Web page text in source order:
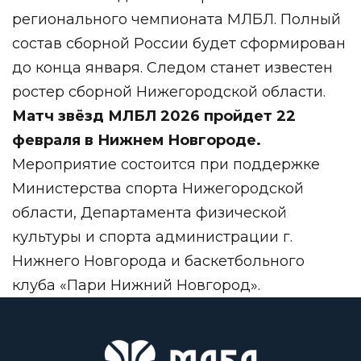
регионального чемпионата МЛБЛ. Полный
состав сборной России будет сформирован
до конца января. Следом станет известен
ростер сборной Нижегородской области.
Матч звёзд МЛБЛ 2026 пройдет 22
февраля в Нижнем Новгороде.
Мероприятие состоится при поддержке
Министерства спорта Нижегородской
области, Департамента физической
культуры и спорта администрации г.
Нижнего Новгорода и баскетбольного
клуба «Пари Нижний Новгород».